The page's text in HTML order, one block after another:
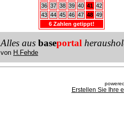
36 37 38 39 40 41 42
43 44 45 46 47 48 49
6 Zahlen getippt!
Alles aus baseportal
von H.Fehde
Erstellen Sie Ihre